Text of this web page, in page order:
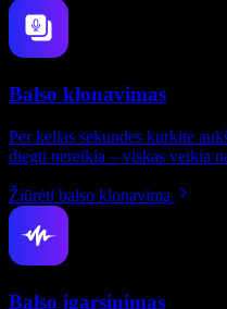
Balso klonavimas
Per kelias sekundes kurkite
diegti nereikia – viskas veikia
Žiūrėti balso klonavimą
Balso įgarsinimas